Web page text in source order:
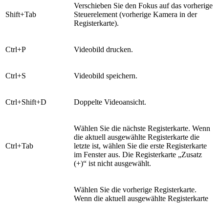
Shift+Tab
Verschieben Sie den Fokus auf das vorherige
Steuerelement (vorherige Kamera in der
Registerkarte).
Ctrl+P Videobild drucken.
Ctrl+S Videobild speichern.
Ctrl+Shift+D Doppelte Videoansicht.
Ctrl+Tab
Wählen Sie die nächste Registerkarte. Wenn
die aktuell ausgewählte Registerkarte die
letzte ist, wählen Sie die erste Registerkarte
im Fenster aus. Die Registerkarte „Zusatz
(+)“ ist nicht ausgewählt.
Wählen Sie die vorherige Registerkarte.
Wenn die aktuell ausgewählte Registerkarte